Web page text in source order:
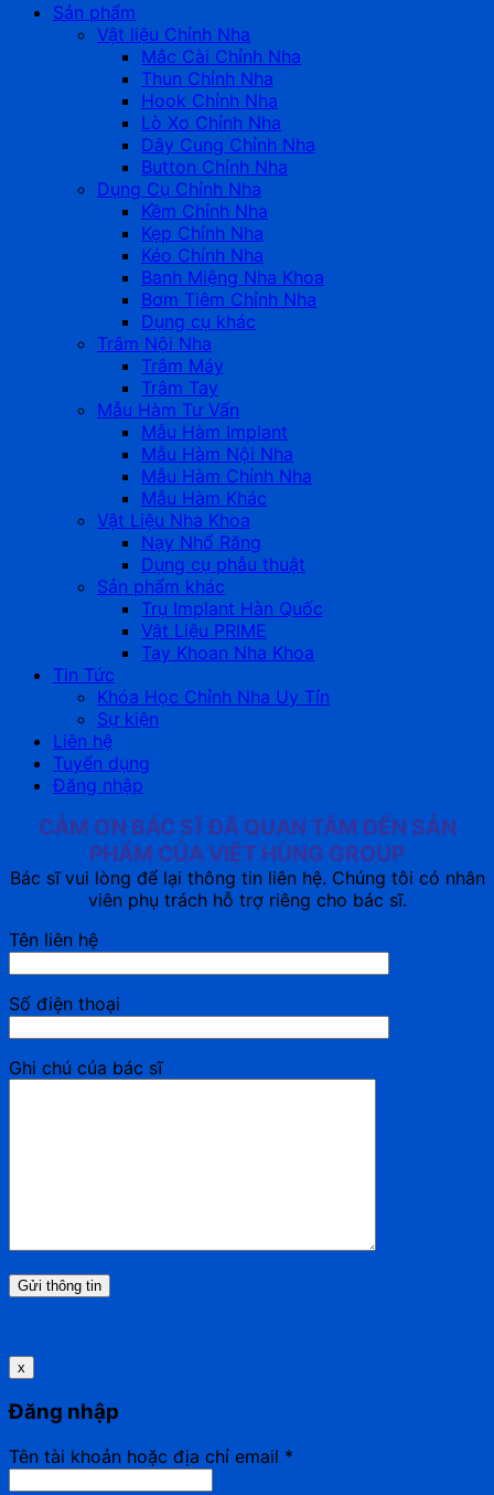
Sản phẩm
Vật liệu Chỉnh Nha
Mắc Cài Chỉnh Nha
Thun Chỉnh Nha
Hook Chỉnh Nha
Lò Xo Chỉnh Nha
Dây Cung Chỉnh Nha
Button Chỉnh Nha
Dụng Cụ Chỉnh Nha
Kềm Chỉnh Nha
Kẹp Chỉnh Nha
Kéo Chỉnh Nha
Banh Miệng Nha Khoa
Bơm Tiêm Chỉnh Nha
Dụng cụ khác
Trâm Nội Nha
Trâm Máy
Trâm Tay
Mẫu Hàm Tư Vấn
Mẫu Hàm Implant
Mẫu Hàm Nội Nha
Mẫu Hàm Chỉnh Nha
Mẫu Hàm Khác
Vật Liệu Nha Khoa
Nạy Nhổ Răng
Dụng cụ phẫu thuật
Sản phẩm khác
Trụ Implant Hàn Quốc
Vật Liệu PRIME
Tay Khoan Nha Khoa
Tin Tức
Khóa Học Chỉnh Nha Uy Tín
Sự kiện
Liên hệ
Tuyển dụng
Đăng nhập
CẢM ƠN BÁC SĨ ĐÃ QUAN TÂM ĐẾN SẢN
PHẨM CỦA VIỆT HÙNG GROUP
Bác sĩ vui lòng để lại thông tin liên hệ. Chúng tôi có nhân
viên phụ trách hỗ trợ riêng cho bác sĩ.
Tên liên hệ
Số điện thoại
Ghi chú của bác sĩ
x
Đăng nhập
Tên tài khoản hoặc địa chỉ email *